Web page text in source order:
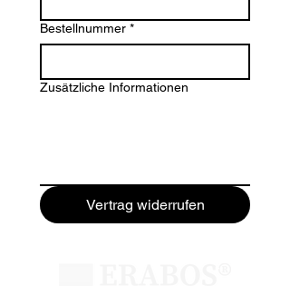
Bestellnummer *
Zusätzliche Informationen
Vertrag widerrufen